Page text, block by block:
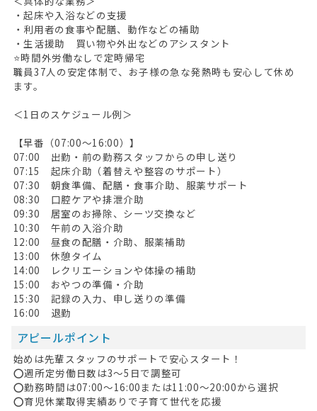
・起床や入浴などの支援
・利用者の食事や配膳、動作などの補助
・生活援助 買い物や外出などのアシスタント
⭐時間外労働なしで定時帰宅
職員37人の安定体制で、お子様の急な発熱時も安心して休め
ます。
＜1日のスケジュール例＞
【早番（07:00～16:00）】
07:00 出勤・前の勤務スタッフからの申し送り
07:15 起床介助（着替えや整容のサポート）
07:30 朝食準備、配膳・食事介助、服薬サポート
08:30 口腔ケアや排泄介助
09:30 居室のお掃除、シーツ交換など
10:30 午前の入浴介助
12:00 昼食の配膳・介助、服薬補助
13:00 休憩タイム
14:00 レクリエーションや体操の補助
15:00 おやつの準備・介助
15:30 記録の入力、申し送りの準備
16:00 退勤
アピールポイント
始めは先輩スタッフのサポートで安心スタート！
⭕週所定労働日数は3～5日で調整可
⭕勤務時間は07:00～16:00または11:00～20:00から選択
⭕育児休業取得実績ありで子育て世代を応援